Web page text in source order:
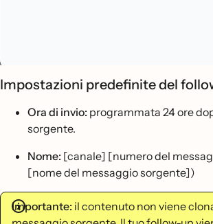
Impostazioni predefinite del
Ora di invio: programmata 24 ore
sorgente.
Nome: [canale] [numero del
[nome del messaggio sorgente])
Importante: il contenuto non viene